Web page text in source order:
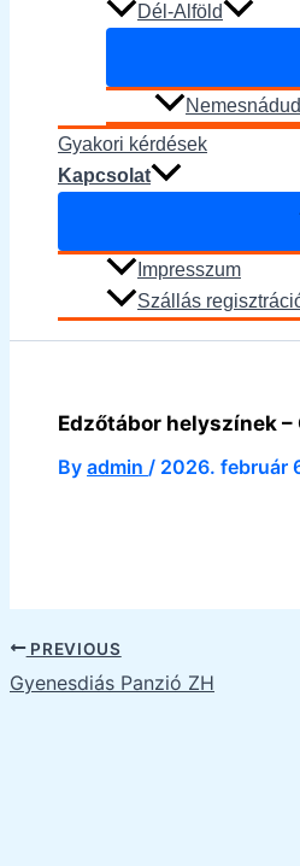
Dél-Alföld
Gyakori kérdések
Kapcsolat
Impresszum
Szállás
Edzőtábor helyszínek –
By admin / 2026. február
PREVIOUS
Gyenesdiás Panzió ZH